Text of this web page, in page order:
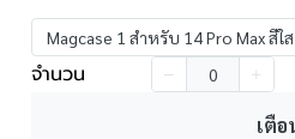
Magcase 1 สำหรับ 14 Pro Max สีใ
จำนวน
เตื